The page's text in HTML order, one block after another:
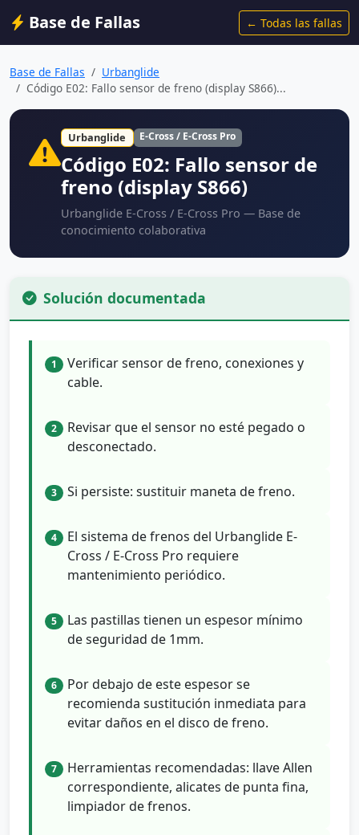
Base de Fallas ← Todas las fallas
Base de Fallas
Urbanglide
Código E02: Fallo sensor de freno (display S866)...
Urbanglide E-Cross / E-Cross Pro
Código E02: Fallo sensor de
freno (display S866)
Urbanglide E-Cross / E-Cross Pro — Base de
conocimiento colaborativa
Solución documentada
1
Verificar sensor de freno, conexiones y
cable.
2
Revisar que el sensor no esté pegado o
desconectado.
3 Si persiste: sustituir maneta de freno.
4
El sistema de frenos del Urbanglide E-
Cross / E-Cross Pro requiere
mantenimiento periódico.
5
Las pastillas tienen un espesor mínimo
de seguridad de 1mm.
6
Por debajo de este espesor se
recomienda sustitución inmediata para
evitar daños en el disco de freno.
7
Herramientas recomendadas: llave Allen
correspondiente, alicates de punta fina,
limpiador de frenos.